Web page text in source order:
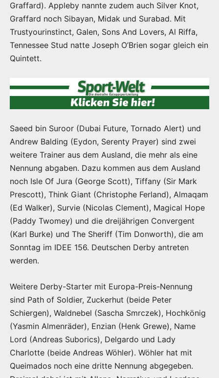
Graffard). Appleby nannte zudem auch Silver Knot,
Graffard noch Sibayan, Midak und Surabad. Mit
Trustyourinstinct, Galen, Sons And Lovers, Al Riffa,
Tennessee Stud natte Joseph O’Brien sogar gleich ein
Quintett.
Saeed bin Suroor (Dubai Future, Tornado Alert) und
Andrew Balding (Eydon, Serenty Prayer) sind zwei
weitere Trainer aus dem Ausland, die mehr als eine
Nennung abgaben. Dazu kommen aus dem Ausland
noch Isle Of Jura (George Scott), Tiffany (Sir Mark
Prescott), Think Giant (Christophe Ferland), Almaqam
(Ed Walker), Survie (Nicolas Clement), Magical Hope
(Paddy Twomey) und die dreijährigen Convergent
(Karl Burke) und The Sheriff (Tim Donworth), die am
Sonntag im IDEE 156. Deutschen Derby antreten
werden.
Weitere Derby-Starter mit Europa-Preis-Nennung
sind Path of Soldier, Zuckerhut (beide Peter
Schiergen), Waldnebel (Sascha Smrczek), Hochkönig
(Yasmin Almenräder), Enzian (Henk Grewe), Name
Lord (Andreas Suborics), Delgardo und Lady
Charlotte (beide Andreas Wöhler). Wöhler hat mit
Queimados noch eine dritte Nennung abgegeben.